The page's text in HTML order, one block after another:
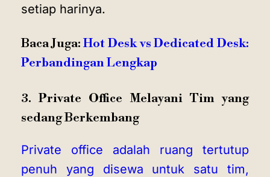
setiap harinya.
Baca Juga:Hot Desk vs Dedicated Desk:
Perbandingan Lengkap
3. Private Office Melayani Tim yang
sedang Berkembang
Private office adalah ruang tertutup
penuh yang disewa untuk satu tim,